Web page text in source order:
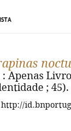
: Apenas
; 45).